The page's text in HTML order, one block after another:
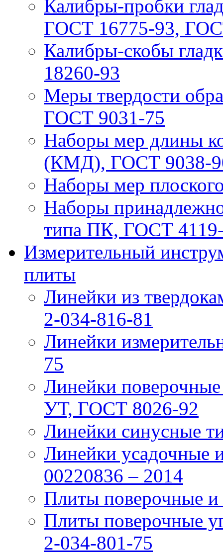
Калибры-пробки
ГОСТ 16775-93,
Калибры-скобы
18260-93
Меры твердости
ГОСТ 9031-75
Наборы мер длины
(КМД), ГОСТ 9038-
Наборы мер
Наборы
типа ПК, ГОСТ
Измерительный
плиты
Линейки из
2-034-816-81
Линейки
75
Линейки
УТ, ГОСТ 8026-92
Линейки синусные
Линейки усадочные
00220836 – 2014
Плиты поверочные
Плиты поверочные
2-034-801-75